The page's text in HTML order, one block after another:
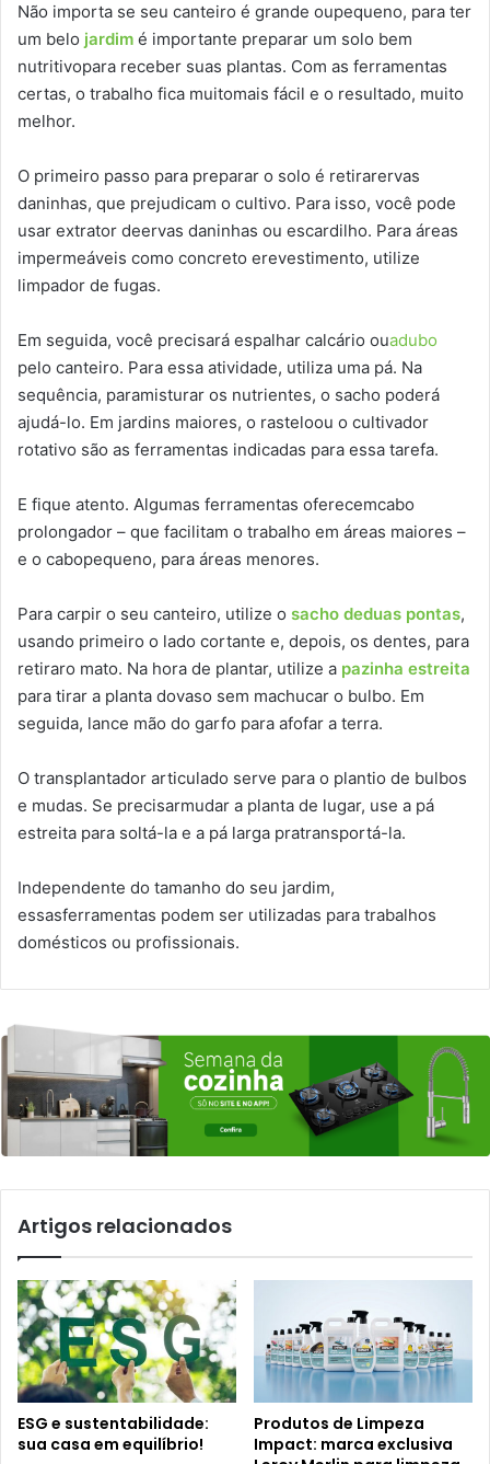
Não importa se seu canteiro é grande oupequeno, para ter
um belo jardim é importante preparar um solo bem
nutritivopara receber suas plantas. Com as ferramentas
certas, o trabalho fica muitomais fácil e o resultado, muito
melhor.
O primeiro passo para preparar o solo é retirarervas
daninhas, que prejudicam o cultivo. Para isso, você pode
usar extrator deervas daninhas ou escardilho. Para áreas
impermeáveis como concreto erevestimento, utilize
limpador de fugas.
Em seguida, você precisará espalhar calcário ouadubo
pelo canteiro. Para essa atividade, utiliza uma pá. Na
sequência, paramisturar os nutrientes, o sacho poderá
ajudá-lo. Em jardins maiores, o rasteloou o cultivador
rotativo são as ferramentas indicadas para essa tarefa.
E fique atento. Algumas ferramentas oferecemcabo
prolongador – que facilitam o trabalho em áreas maiores –
e o cabopequeno, para áreas menores.
Para carpir o seu canteiro, utilize o sacho deduas pontas,
usando primeiro o lado cortante e, depois, os dentes, para
retiraro mato. Na hora de plantar, utilize a pazinha estreita
para tirar a planta dovaso sem machucar o bulbo. Em
seguida, lance mão do garfo para afofar a terra.
O transplantador articulado serve para o plantio de bulbos
e mudas. Se precisarmudar a planta de lugar, use a pá
estreita para soltá-la e a pá larga pratransportá-la.
Independente do tamanho do seu jardim,
essasferramentas podem ser utilizadas para trabalhos
domésticos ou profissionais.
Artigos relacionados
ESG e sustentabilidade:
sua casa em equilíbrio!
Produtos de Limpeza
Impact: marca exclusiva